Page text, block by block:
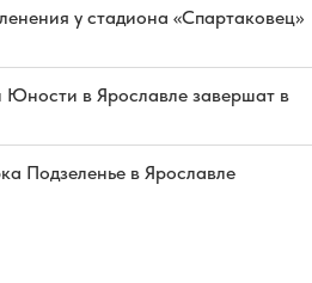
у стадиона «Спартаковец»
Юности в Ярославле завершат в
Подзеленье в Ярославле